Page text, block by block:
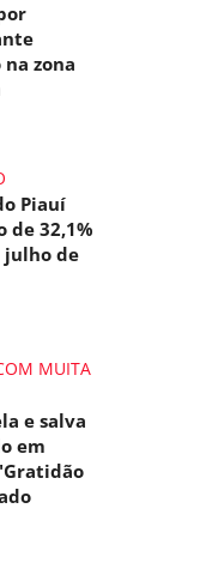
zona
Piauí
de 32,1%
julho de
MUITA
e salva
em